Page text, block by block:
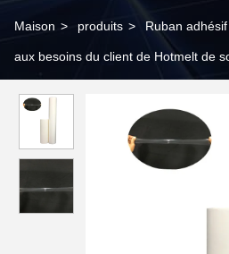
Maison > produits > Ruban adhésif
aux besoins du client de Hotmelt de